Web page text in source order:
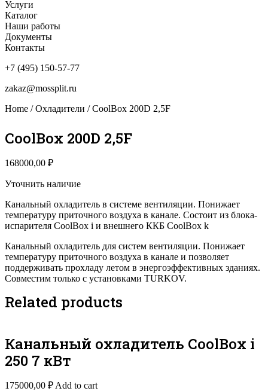
Услуги
Каталог
Наши работы
Документы
Контакты
+7 (495) 150-57-77
zakaz@mossplit.ru
Home /Охладители / CoolBox 200D 2,5F
CoolBox 200D 2,5F
168000,00 ₽
Уточнить наличие
Канальный охладитель в системе вентиляции. Понижает
температуру приточного воздуха в канале. Состоит из блока-
испарителя CoolBox i и внешнего ККБ CoolBox k
Канальный охладитель для систем вентиляции. Понижает
температуру приточного воздуха в канале и позволяет
поддерживать прохладу летом в энергоэффективных зданиях.
Совместим только с установками TURKOV.
Related products
Канальный охладитель CoolBox i
250 7 кВт
175000,00 ₽ Add to cart